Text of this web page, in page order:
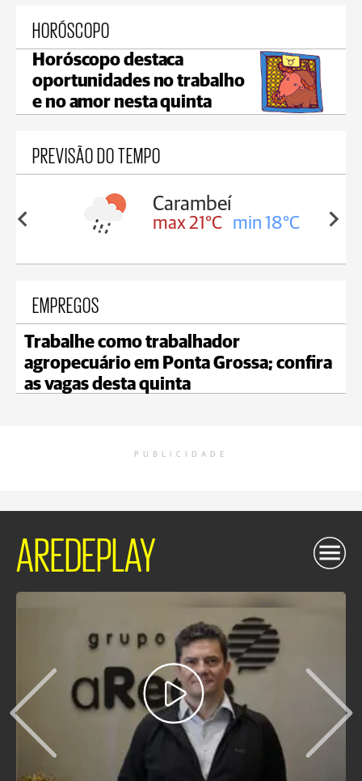
HORÓSCOPO
Horóscopo destaca
oportunidades no trabalho
e no amor nesta quinta
PREVISÃO DO TEMPO
18°C
Carambeí
max 21°C min 18°C
EMPREGOS
Trabalhe como trabalhador
agropecuário em Ponta Grossa; confira
as vagas desta quinta
PUBLICIDADE
AREDEPLAY